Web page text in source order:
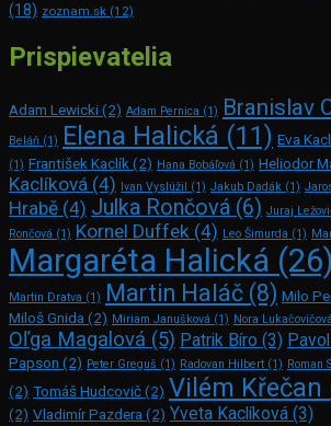
(18) zoznam.sk (12)
Prispievatelia
Adam Lewicki(2) Adam Pernica (1) Branislav
Beláň (1) Elena Halická (11) Eva
(1) František Kaclík (2) Hana Bobáľová (1) Heliodor
Kaclíková (4) Ivan Vyslúžil (1) Jakub Dadák (1)
Hrabě (4) Julka Rončová (6) Juraj
Rončová (1) Kornel Duffek (4) Leo Šimurda (1)
Margaréta Halická (26)
Martin Dratva (1) Martin Haláč (8) Milo
Miloš Gnida (2) Miriam Janušková (1) Nora Lukačovičová
Oľga Magalová (5) Patrik Bíro (3)
Papson (2) Peter Greguš (1) Radovan Hilbert (1) Roman
(2) Tomáš Hudcovič(2) Vilém Křečan
(2) Vladimír Pazdera (2) Yveta Kaclíková (3)